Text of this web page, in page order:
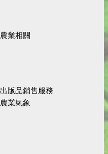
農業相關
出版品銷售服務
農業氣象